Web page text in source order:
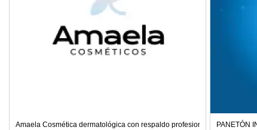
Amaela Cosmética dermatológica con respaldo profesional PANETÓN